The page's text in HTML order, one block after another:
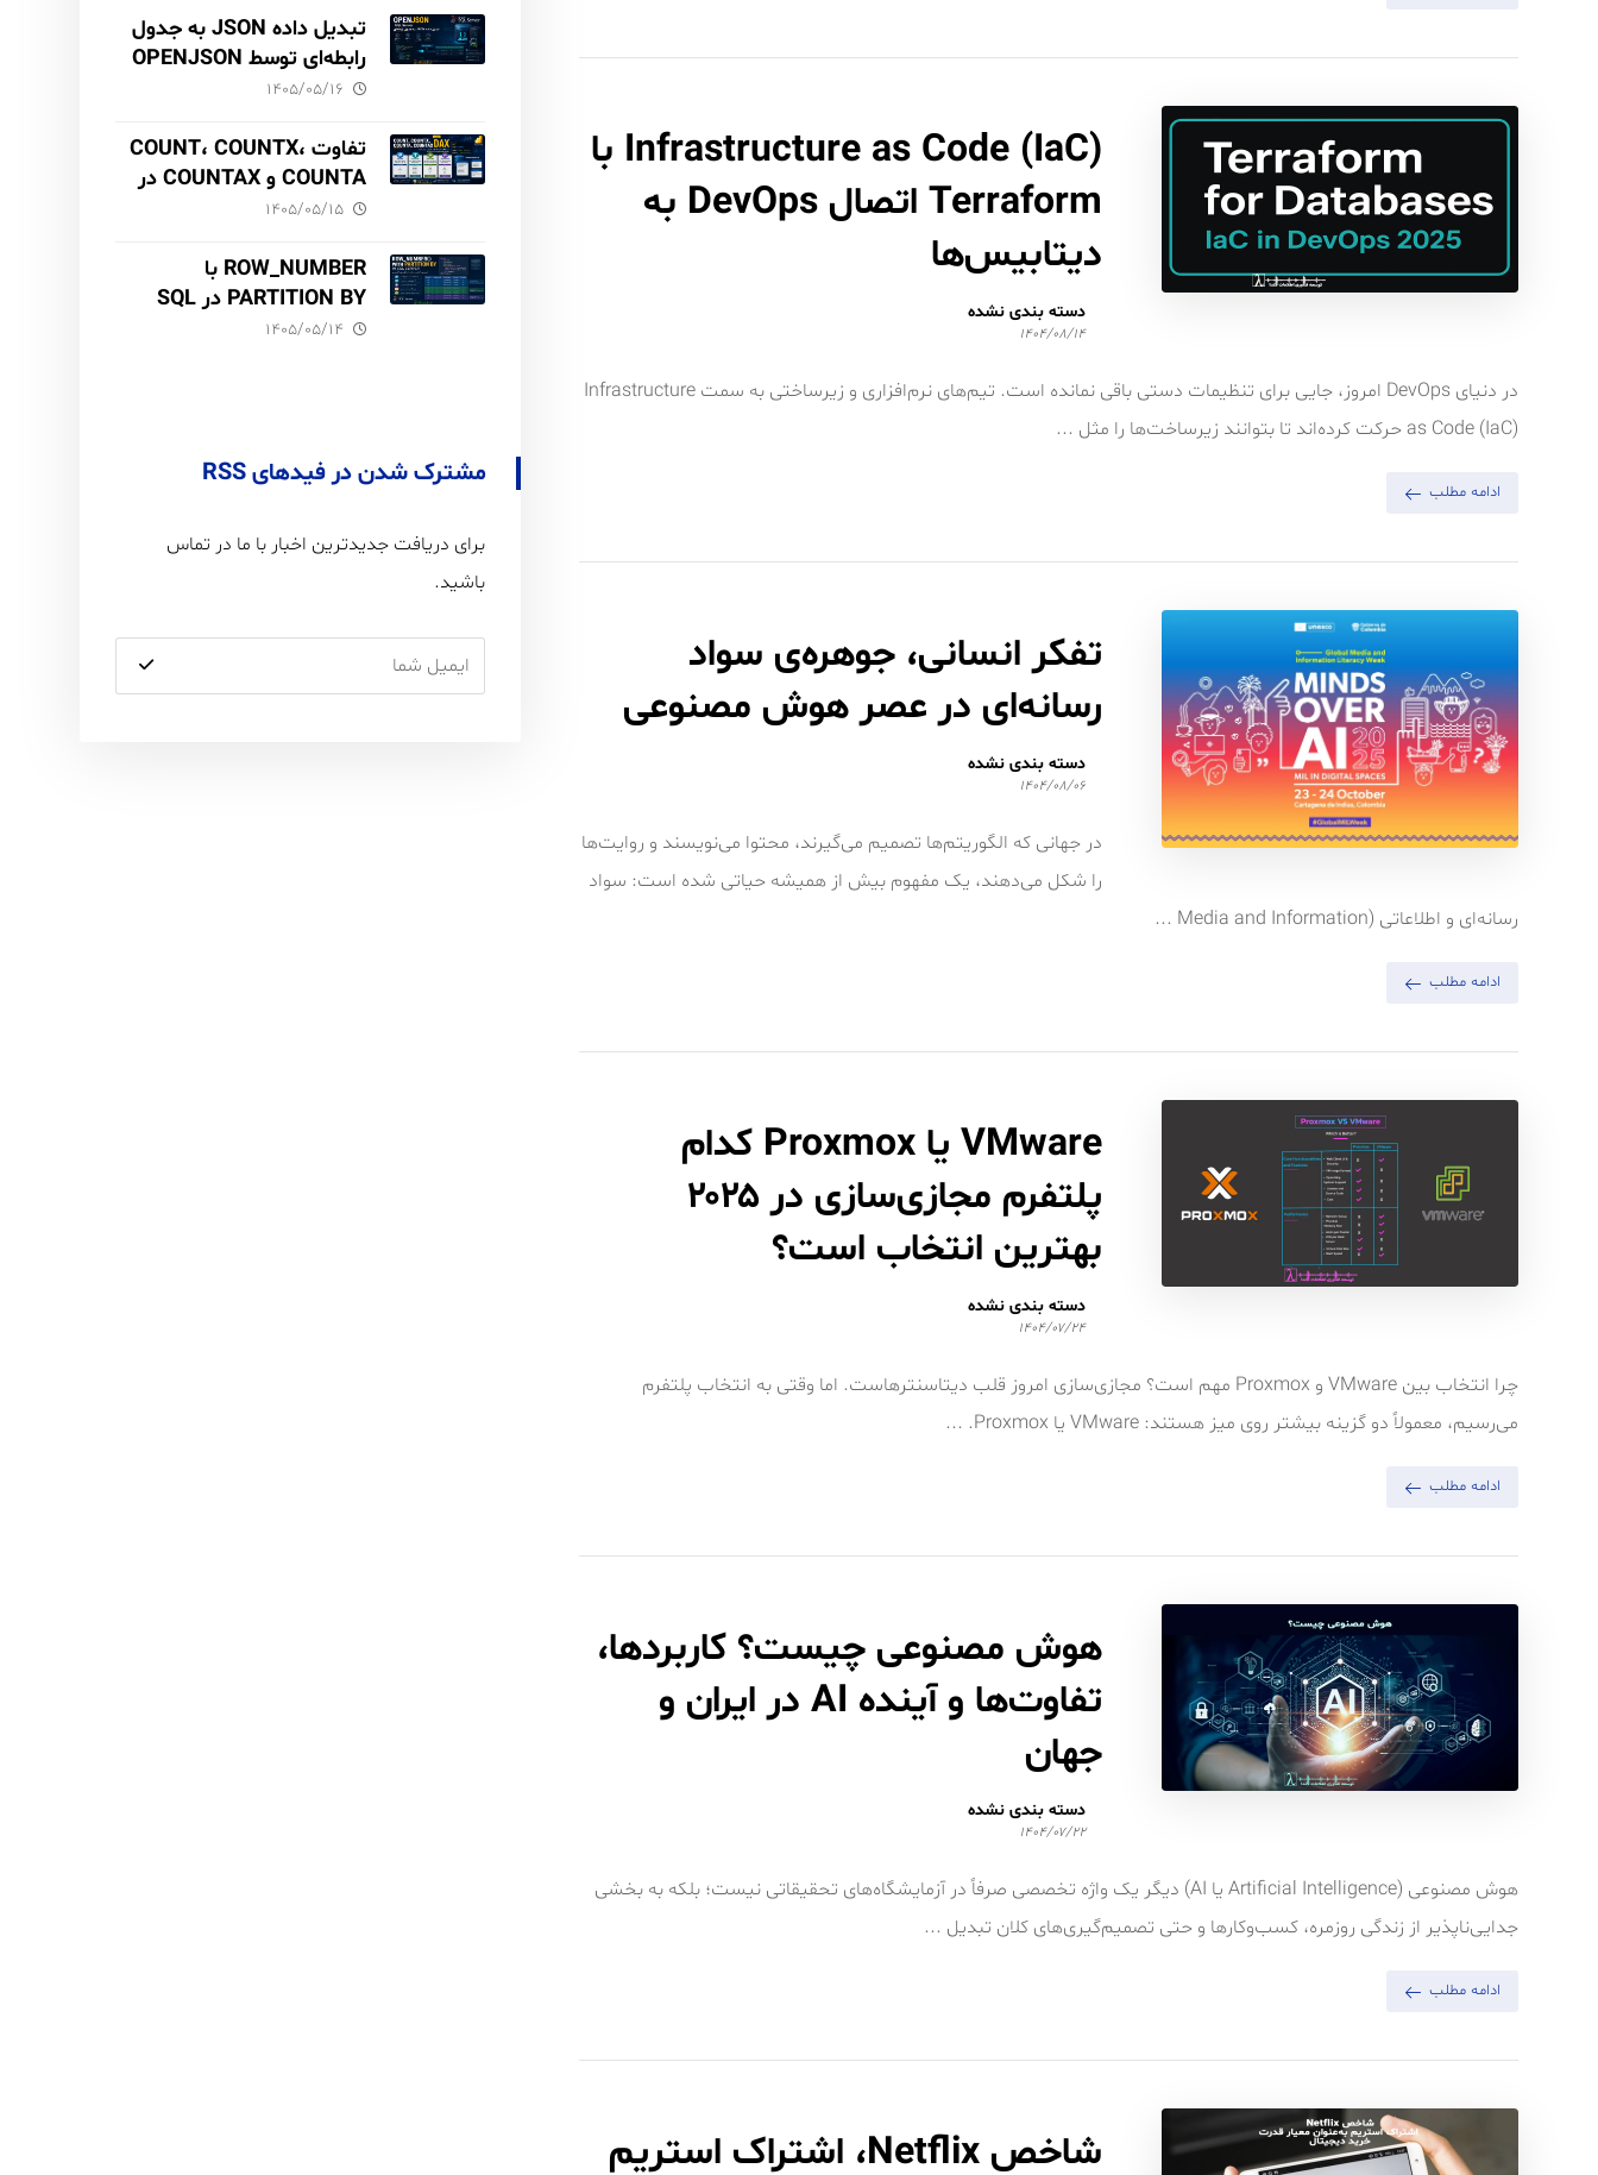
Infrastructure as Code (IaC) با
Terraform اتصال DevOps به
دیتابیس‌ها
دسته بندی نشده
۱۴۰۴/۰۸/۱۴
در دنیای DevOps امروز، جایی برای تنظیمات دستی باقی نمانده است. تیم‌های نرم‌افزاری و زیرساختی به سمت Infrastructure
as Code (IaC) حرکت کرده‌اند تا بتوانند زیرساخت‌ها را مثل ...
ادامه مطلب
تفکر انسانی، جوهره‌ی سواد
رسانه‌ای در عصر هوش مصنوعی
دسته بندی نشده
۱۴۰۴/۰۸/۰۶
در جهانی که الگوریتم‌ها تصمیم می‌گیرند، محتوا می‌نویسند و روایت‌ها
را شکل می‌دهند، یک مفهوم بیش از همیشه حیاتی شده است: سواد
رسانه‌ای و اطلاعاتی (Media and Information ...
ادامه مطلب
VMware یا Proxmox کدام
پلتفرم مجازی‌سازی در ۲۰۲۵
بهترین انتخاب است؟
دسته بندی نشده
۱۴۰۴/۰۷/۲۴
چرا انتخاب بین VMware و Proxmox مهم است؟ مجازی‌سازی امروز قلب دیتاسنترهاست. اما وقتی به انتخاب پلتفرم
می‌رسیم، معمولاً دو گزینه بیشتر روی میز هستند: VMware یا Proxmox. ...
ادامه مطلب
هوش مصنوعی چیست؟ کاربردها،
تفاوت‌ها و آینده AI در ایران و
جهان
دسته بندی نشده
۱۴۰۴/۰۷/۲۲
هوش مصنوعی (Artificial Intelligence یا AI) دیگر یک واژه تخصصی صرفاً در آزمایشگاه‌های تحقیقاتی نیست؛ بلکه به بخشی
جدایی‌ناپذیر از زندگی روزمره، کسب‌وکارها و حتی تصمیم‌گیری‌های کلان تبدیل ...
ادامه مطلب
شاخص Netflix، اشتراک استریم
تبدیل داده JSON به جدول
رابطه‌ای توسط OPENJSON
در SQL Server۱۴۰۵/۰۵/۱۶
تفاوت COUNT، COUNTX،
COUNTA و COUNTAX در
DAX۱۴۰۵/۰۵/۱۵
ROW_NUMBER با
PARTITION BY در SQL
Server آموزش کامل با مثال۱۴۰۵/۰۵/۱۴
مشترک شدن در فیدهای RSS
برای دریافت جدیدترین اخبار با ما در تماس
باشید.